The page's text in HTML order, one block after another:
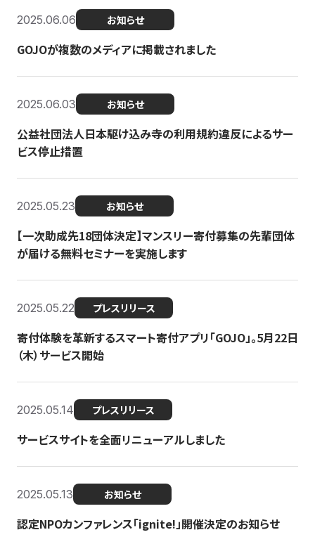
2025.06.06 お知らせ
GOJOが複数のメディアに掲載されました
2025.06.03 お知らせ
公益社団法人日本駆け込み寺の利用規約違反によるサー
ビス停止措置
2025.05.23 お知らせ
【一次助成先18団体決定】マンスリー寄付募集の先輩団体
が届ける無料セミナーを実施します
2025.05.22 プレスリリース
寄付体験を革新するスマート寄付アプリ「GOJO」。5月22日
（木）サービス開始
2025.05.14 プレスリリース
サービスサイトを全面リニューアルしました
2025.05.13 お知らせ
認定NPOカンファレンス「ignite!」開催決定のお知らせ